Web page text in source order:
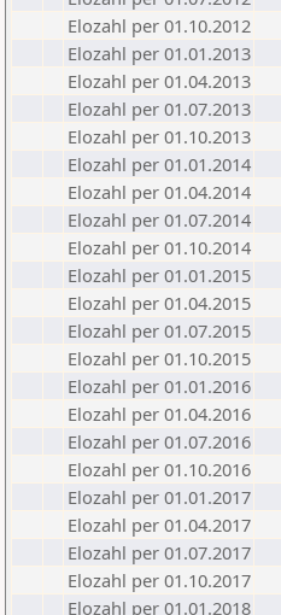
Elozahl per 01.10.2012
Elozahl per 01.01.2013
Elozahl per 01.04.2013
Elozahl per 01.07.2013
Elozahl per 01.10.2013
Elozahl per 01.01.2014
Elozahl per 01.04.2014
Elozahl per 01.07.2014
Elozahl per 01.10.2014
Elozahl per 01.01.2015
Elozahl per 01.04.2015
Elozahl per 01.07.2015
Elozahl per 01.10.2015
Elozahl per 01.01.2016
Elozahl per 01.04.2016
Elozahl per 01.07.2016
Elozahl per 01.10.2016
Elozahl per 01.01.2017
Elozahl per 01.04.2017
Elozahl per 01.07.2017
Elozahl per 01.10.2017
Elozahl per 01.01.2018